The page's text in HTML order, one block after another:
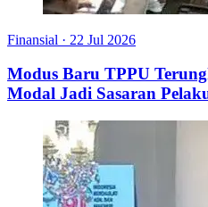
Finansial · 22 Jul 2026
Modus Baru TPPU
Modal Jadi Sasaran